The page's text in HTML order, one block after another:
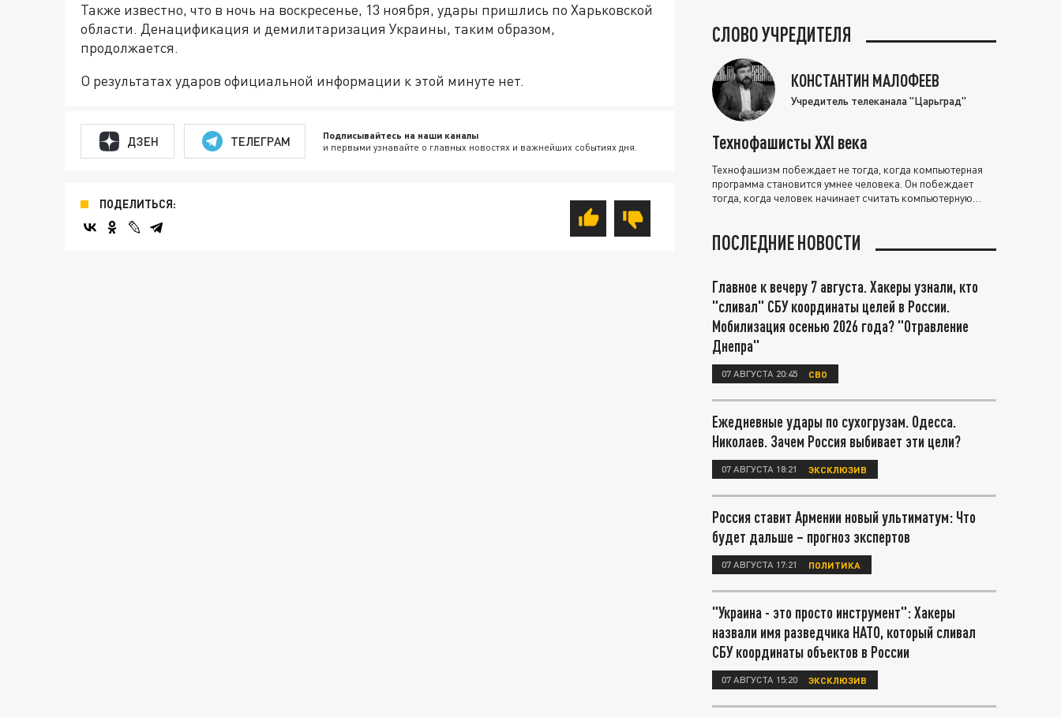
Также известно, что в ночь на воскресенье, 13 ноября, удары пришлись по Харьковской
области. Денацификация и демилитаризация Украины, таким образом,
продолжается.
О результатах ударов официальной информации к этой минуте нет.
ДЗЕН ТЕЛЕГРАМ Подписывайтесь на наши каналы
и первыми узнавайте о главных новостях и важнейших событиях дня.
ПОДЕЛИТЬСЯ:
СЛОВО УЧРЕДИТЕЛЯ
КОНСТАНТИН МАЛОФЕЕВ
Учредитель телеканала "Царьград"
Технофашисты XXI века
Технофашизм побеждает не тогда, когда компьютерная
программа становится умнее человека. Он побеждает
тогда, когда человек начинает считать компьютерную
ПОСЛЕДНИЕ НОВОСТИ
Главное к вечеру 7 августа. Хакеры узнали, кто
"сливал" СБУ координаты целей в России.
Мобилизация осенью 2026 года? "Отравление
Днепра"
07 АВГУСТА 20:45 СВО
Ежедневные удары по сухогрузам. Одесса.
Николаев. Зачем Россия выбивает эти цели?
07 АВГУСТА 18:21 ЭКСКЛЮЗИВ
Россия ставит Армении новый ультиматум: Что
будет дальше – прогноз экспертов
07 АВГУСТА 17:21 ПОЛИТИКА
"Украина - это просто инструмент": Хакеры
назвали имя разведчика НАТО, который сливал
СБУ координаты объектов в России
07 АВГУСТА 15:20 ЭКСКЛЮЗИВ